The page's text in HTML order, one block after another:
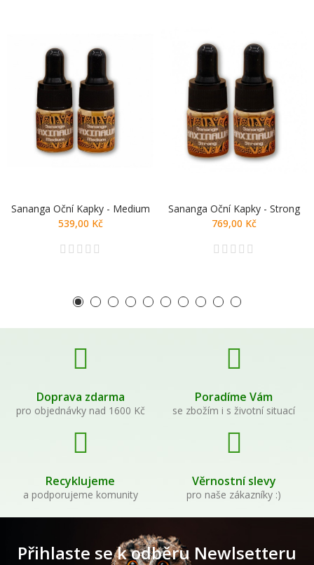
Sananga Oční Kapky - Medium
539,00 Kč
Sananga Oční Kapky - Strong
769,00 Kč
Doprava zdarma
pro objednávky nad 1600 Kč
Poradíme Vám
se zbožím i s životní situací
Recyklujeme
a podporujeme komunity
Věrnostní slevy
pro naše zákazníky :)
Přihlaste se k odběru Newlsetteru